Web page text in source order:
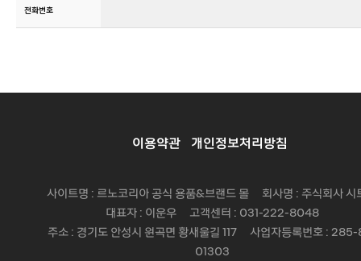
전화번호
이용약관 개인정보처리방침
사이트명 : 르노코리아 공식 용품&브랜드 몰 회사명 : 주식회사 시
대표자 : 이운우 고객센터 : 031-222-8048
주소 : 경기도 안성시 원곡면 황새울길 117 사업자등록번호 :
01303